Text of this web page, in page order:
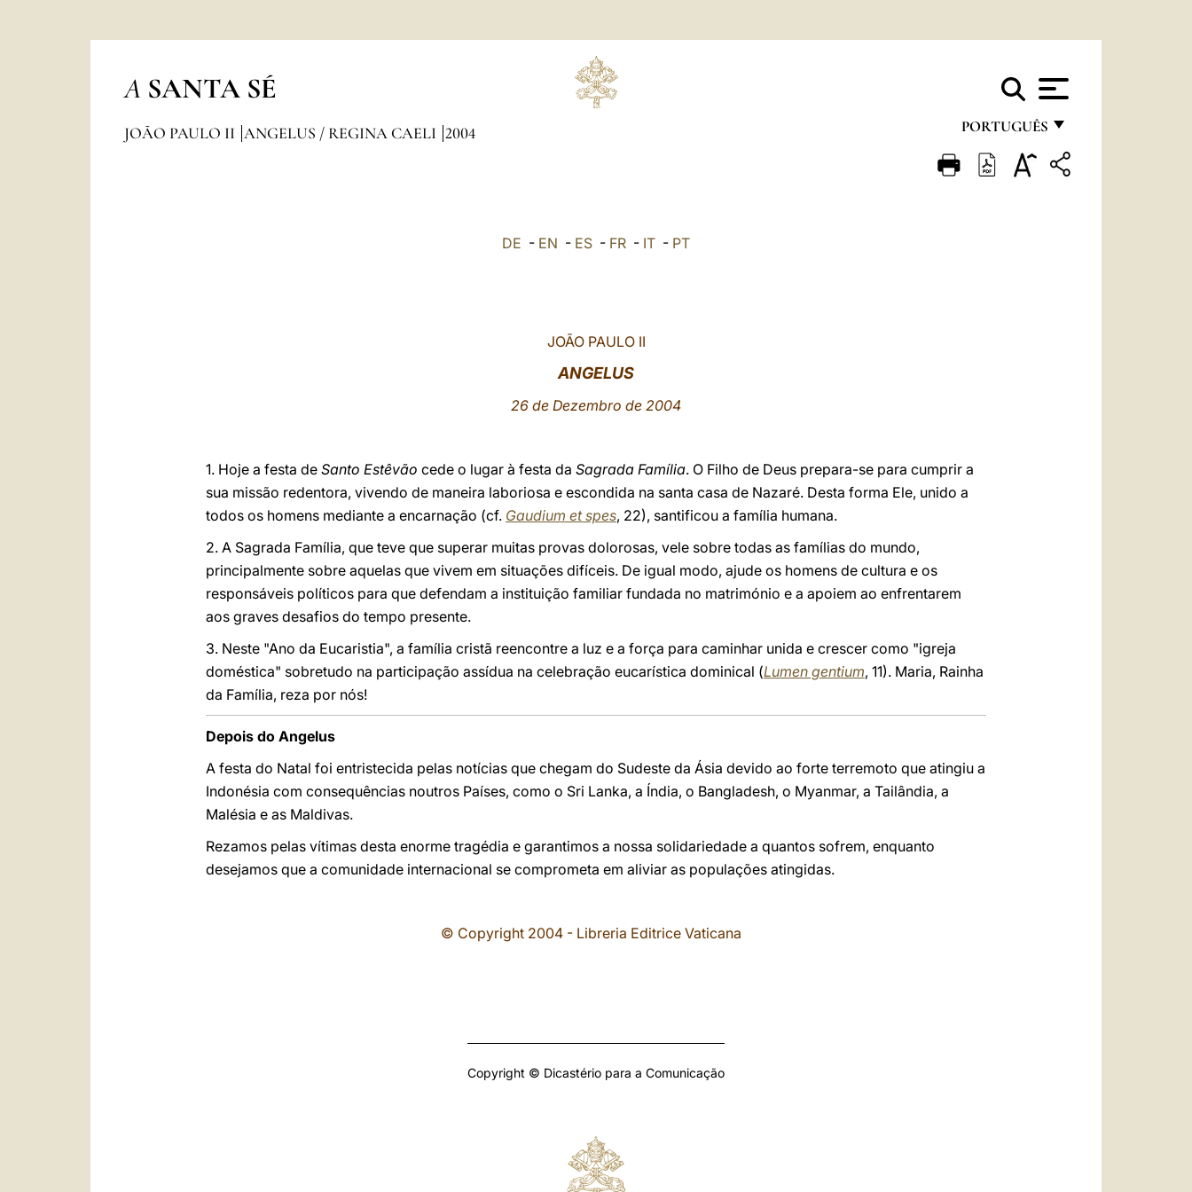
A SANTA SÉ
PORTUGUÊS
FRANÇAIS
LATINE
JOÃO PAULO II ANGELUS / REGINA CAELI 2004
DE - EN - ES - FR - IT - PT
JOÃO PAULO II
ANGELUS
26 de Dezembro de 2004
1. Hoje a festa de Santo Estêvão cede o lugar à festa da Sagrada Família. O Filho de Deus prepara-se para cumprir a
sua missão redentora, vivendo de maneira laboriosa e escondida na santa casa de Nazaré. Desta forma Ele, unido a
todos os homens mediante a encarnação (cf. Gaudium et spes, 22), santificou a família humana.
2. A Sagrada Família, que teve que superar muitas provas dolorosas, vele sobre todas as famílias do mundo,
principalmente sobre aquelas que vivem em situações difíceis. De igual modo, ajude os homens de cultura e os
responsáveis políticos para que defendam a instituição familiar fundada no matrimónio e a apoiem ao enfrentarem
aos graves desafios do tempo presente.
3. Neste "Ano da Eucaristia", a família cristã reencontre a luz e a força para caminhar unida e crescer como "igreja
doméstica" sobretudo na participação assídua na celebração eucarística dominical (Lumen gentium, 11). Maria, Rainha
da Família, reza por nós!
Depois do Angelus
A festa do Natal foi entristecida pelas notícias que chegam do Sudeste da Ásia devido ao forte terremoto que atingiu a
Indonésia com consequências noutros Países, como o Sri Lanka, a Índia, o Bangladesh, o Myanmar, a Tailândia, a
Malésia e as Maldivas.
Rezamos pelas vítimas desta enorme tragédia e garantimos a nossa solidariedade a quantos sofrem, enquanto
desejamos que a comunidade internacional se comprometa em aliviar as populações atingidas.
© Copyright 2004 - Libreria Editrice Vaticana
Copyright © Dicastério para a Comunicação